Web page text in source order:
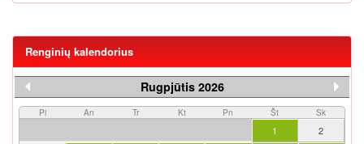
Renginių kalendorius
Rugpjūtis 2026
Pi An Tr Kt Pn Št Sk
1 2